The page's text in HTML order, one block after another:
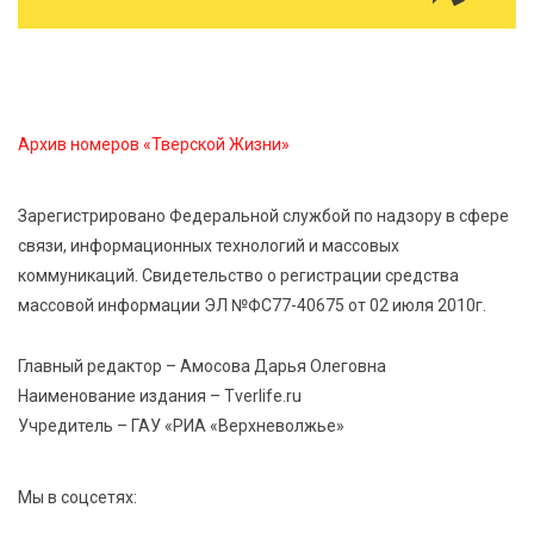
ленту по мотивам басни «Карась»
6 Авг 2026 13:38 412
спортивной столицей России
Архив номеров «Тверской Жизни»
Зарегистрировано Федеральной службой по надзору в сфере
связи, информационных технологий и массовых
коммуникаций. Свидетельство о регистрации средства
массовой информации ЭЛ №ФС77-40675 от 02 июля 2010г.
Главный редактор – Амосова Дарья Олеговна
Наименование издания – Tverlife.ru
Учредитель – ГАУ «РИА «Верхневолжье»
Мы в соцсетях: